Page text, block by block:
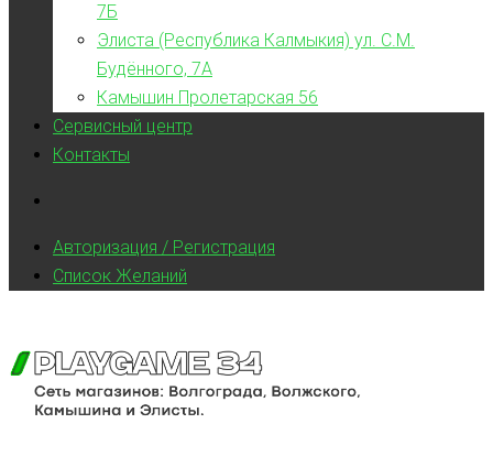
7Б
Элиста (Республика Калмыкия) ул. С.М.
Будённого, 7А
Камышин Пролетарская 56
Сервисный центр
Контакты
Авторизация / Регистрация
Список Желаний